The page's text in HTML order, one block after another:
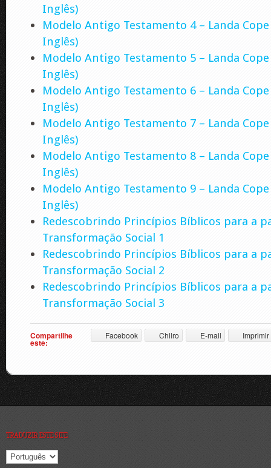
Inglês)
Modelo Antigo Testamento 4 – Landa
Inglês)
Modelo Antigo Testamento 5 – Landa
Inglês)
Modelo Antigo Testamento 6 – Landa
Inglês)
Modelo Antigo Testamento 7 – Landa
Inglês)
Modelo Antigo Testamento 8 – Landa
Inglês)
Modelo Antigo Testamento 9 – Landa
Inglês)
Redescobrindo Princípios Bíblicos para a
Transformação Social 1
Redescobrindo Princípios Bíblicos para a
Transformação Social 2
Redescobrindo Princípios Bíblicos para a
Transformação Social 3
Compartilhe
este:
Facebook Chilro E-mail Imprimir
TRADUZIR ESTE SITE: